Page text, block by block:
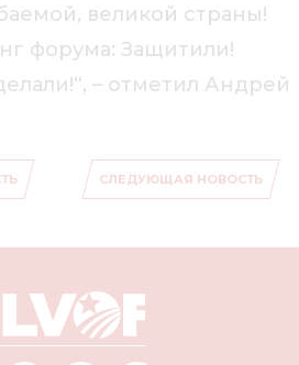
великой страны!
форума: Защитили!
– отметил Андрей
СЛЕДУЮЩАЯ НОВОСТЬ